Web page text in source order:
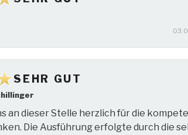
SEHR GUT
an dieser Stelle herzlich für die
Die Ausführung erfolgte durch die